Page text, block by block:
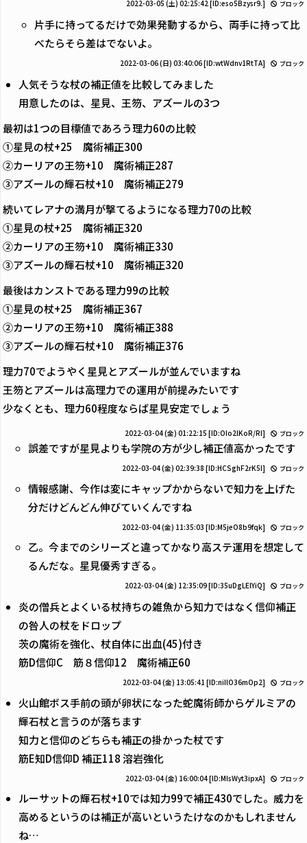
2022-03-05 (土) 02:25:42[ID:eso5Bzysr9.] ブロック
片手に持ってるだけで効果発動するから、両手に持って比
べたらそら差はでないよ。
2022-03-06 (日) 03:40:06[ID:wtWdnv1RtTA] ブロック
人気そうな杖の補正値を比較してみました
用意したのは、星見、王笏、アズールの3つ
最初は1つの目標値であろう理力60の比較
①星見の杖+25 魔術補正300
②カーリアの王笏+10 魔術補正287
③アズールの輝石杖+10 魔術補正279
続いてレアナの満月が撃てるようになる理力70の比較
①星見の杖+25 魔術補正320
②カーリアの王笏+10 魔術補正330
③アズールの輝石杖+10 魔術補正320
最後はカンストである理力99の比較
①星見の杖+25 魔術補正367
②カーリアの王笏+10 魔術補正388
③アズールの輝石杖+10 魔術補正376
理力70でようやく星見とアズールが並んでいますね
王笏とアズールは高理力での運用が前提みたいです
少なくとも、理力60程度ならば星見安定でしょう
2022-03-04 (金) 01:22:15 [ID:OIo2lKoR/RI] ブロック
誤差ですが星見よりも学院の方が少し補正値高かったです
2022-03-04 (金) 02:39:38 [ID:HCSghF2rK5I] ブロック
情報感謝、今作は変にキャップかからないで知力を上げた
分だけどんどん伸びていくんですね
2022-03-04 (金) 11:35:03 [ID:M5jeO8b9fqk] ブロック
乙。今までのシリーズと違ってかなり高ステ運用を想定して
るんだな。星見優秀すぎる。
2022-03-04 (金) 12:35:09[ID:35uDgLElYiQ] ブロック
炎の僧兵とよくいる杖持ちの雑魚から知力ではなく信仰補正
の咎人の杖をドロップ
茨の魔術を強化、杖自体に出血(45)付き
筋D信仰C 筋８信仰12 魔術補正60
2022-03-04 (金) 13:05:41 [ID:niIlO36mOp2] ブロック
火山館ボス手前の頭が卵状になった蛇魔術師からゲルミアの
輝石杖と言うのが落ちます
知力と信仰のどちらも補正の掛かった杖です
筋E知D信仰D 補正118 溶岩強化
2022-03-04 (金) 16:00:04[ID:MIsWyt3ipxA] ブロック
ルーサットの輝石杖+10では知力99で補正430でした。威力を
高めるというのは補正が高いというたけなのかもしれません
ね…